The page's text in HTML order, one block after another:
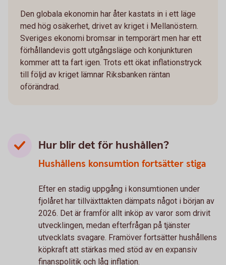
Den globala ekonomin har åter kastats in i ett läge
med hög osäkerhet, drivet av kriget i Mellanöstern.
Sveriges ekonomi bromsar in temporärt men har ett
förhållandevis gott utgångsläge och konjunkturen
kommer att ta fart igen. Trots ett ökat inflationstryck
till följd av kriget lämnar Riksbanken räntan
oförändrad.
Hur blir det för hushållen?
Hushållens konsumtion fortsätter stiga
Efter en stadig uppgång i konsumtionen under
fjolåret har tillväxttakten dämpats något i början av
2026. Det är framför allt inköp av varor som drivit
utvecklingen, medan efterfrågan på tjänster
utvecklats svagare. Framöver fortsätter hushållens
köpkraft att stärkas med stöd av en expansiv
finanspolitik och låg inflation.